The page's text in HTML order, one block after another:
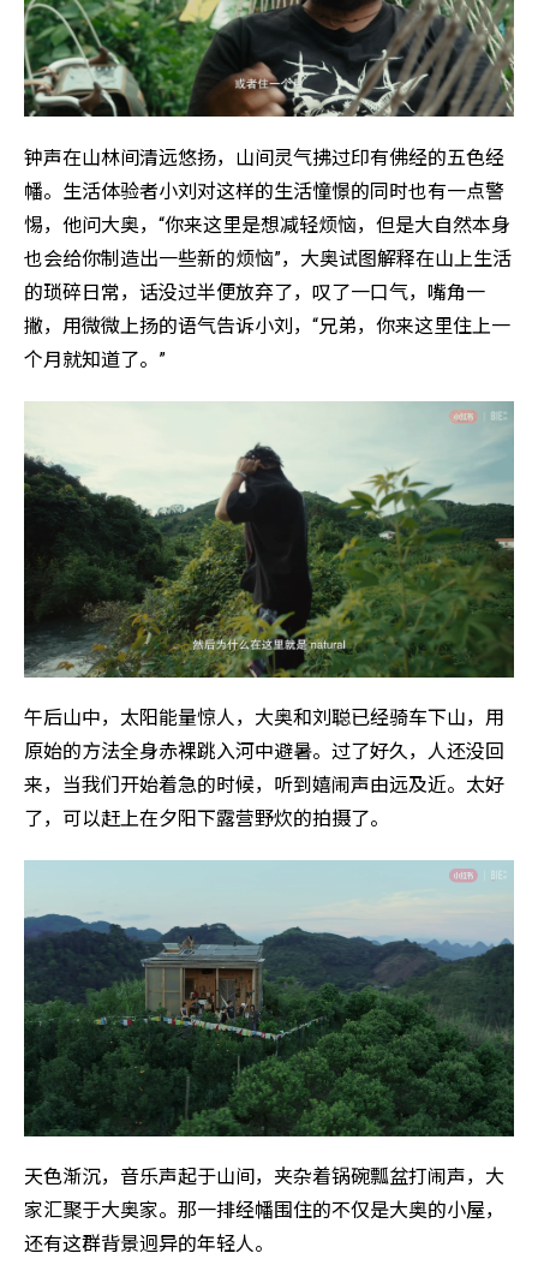
钟声在山林间清远悠扬，山间灵气拂过印有佛经的五色经
幡。生活体验者小刘对这样的生活憧憬的同时也有一点警
惕，他问大奥，“你来这里是想减轻烦恼，但是大自然本身
也会给你制造出一些新的烦恼”，大奥试图解释在山上生活
的琐碎日常，话没过半便放弃了，叹了一口气，嘴角一
撇，用微微上扬的语气告诉小刘，“兄弟，你来这里住上一
个月就知道了。”
午后山中，太阳能量惊人，大奥和刘聪已经骑车下山，用
原始的方法全身赤裸跳入河中避暑。过了好久，人还没回
来，当我们开始着急的时候，听到嬉闹声由远及近。太好
了，可以赶上在夕阳下露营野炊的拍摄了。
天色渐沉，音乐声起于山间，夹杂着锅碗瓢盆打闹声，大
家汇聚于大奥家。那一排经幡围住的不仅是大奥的小屋，
还有这群背景迥异的年轻人。